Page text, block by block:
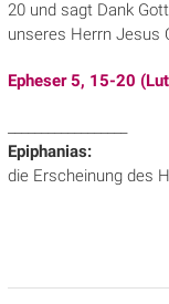
20 und sagt Dank
unseres Herrn Jesus
Epheser 5, 15-20
Epiphanias:
die Erscheinung des